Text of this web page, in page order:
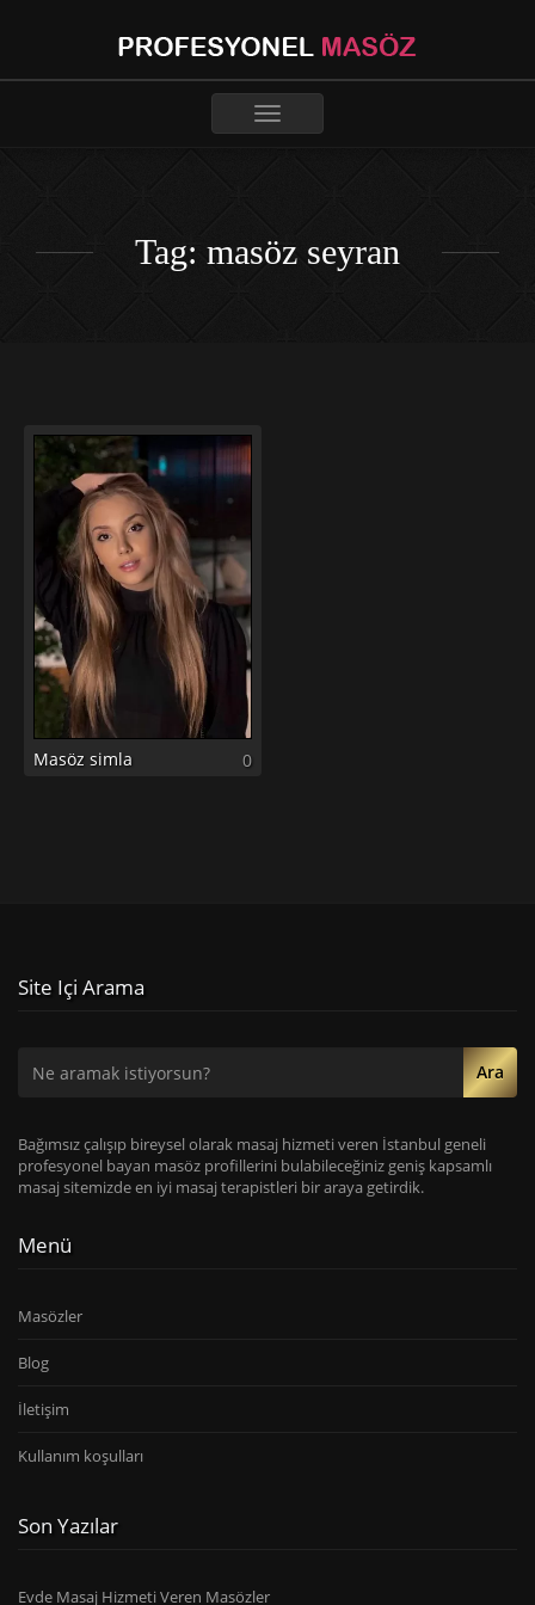
Toggle
Tag: masöz seyran
Masöz simla 0
Site Içi Arama
Ara
Bağımsız çalışıp bireysel olarak masaj hizmeti veren İstanbul geneli
profesyonel bayan masöz profillerini bulabileceğiniz geniş kapsamlı
masaj sitemizde en iyi masaj terapistleri bir araya getirdik.
Menü
Masözler
Blog
İletişim
Kullanım koşulları
Son Yazılar
Evde Masaj Hizmeti Veren Masözler